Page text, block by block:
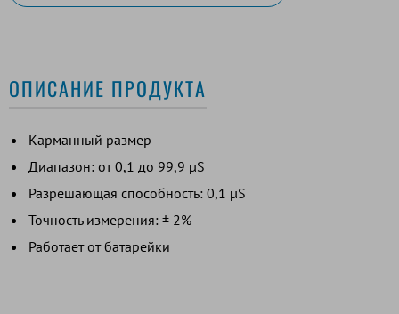
ОПИСАНИЕ ПРОДУКТА
Карманный размер
Диапазон: от 0,1 до 99,9 µS
Разрешающая способность: 0,1 µS
Точность измерения: ± 2%
Работает от батарейки